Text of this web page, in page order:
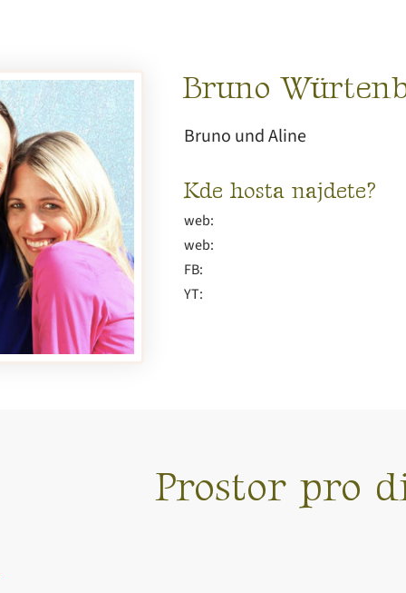
Bruno
Bruno und Aline
Kde hosta najdete?
web:
web:
FB:
YT:
Prostor pro